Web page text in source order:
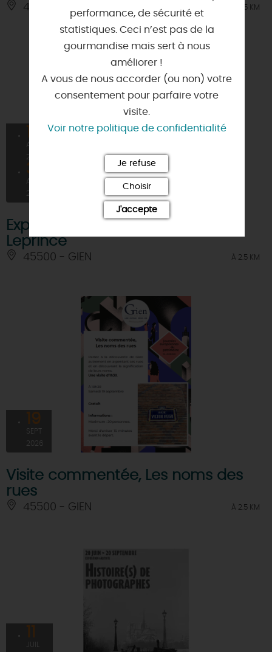
45500 - GIEN À 2.5 KM
AOÛT
2026
31
AOÛT
2026
Exposition de peintures - Evelyne
Leprince
45500 - GIEN À 2.5 KM
19
SEPT
2026
Visite commentée, Les noms des
rues
45500 - GIEN À 2.5 KM
11
performance, de sécurité et
statistiques. Ceci n’est pas de la
gourmandise mais sert à nous
améliorer !
A vous de nous accorder (ou non) votre
consentement pour parfaire votre
visite.
Voir notre politique de confidentialité
Je refuse
Choisir
J'accepte